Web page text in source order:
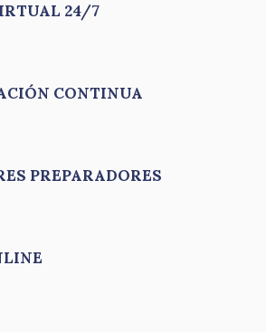
24/7
CONTINUA
PREPARADORES